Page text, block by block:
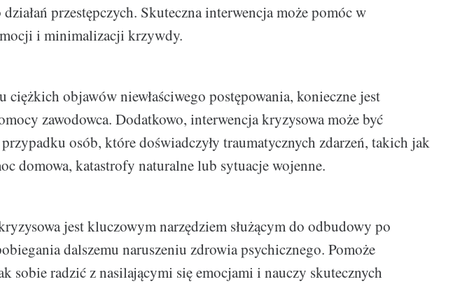
przestępczych. Skuteczna interwencja może pomóc w
i minimalizacji krzywdy.
ciężkich objawów niewłaściwego postępowania, konieczne jest
zawodowca. Dodatkowo, interwencja kryzysowa może być
osób, które doświadczyły traumatycznych zdarzeń, takich jak
domowa, katastrofy naturalne lub sytuacje wojenne.
jest kluczowym narzędziem służącym do odbudowy po
dalszemu naruszeniu zdrowia psychicznego. Pomoże
sobie radzić z nasilającymi się emocjami i nauczy skutecznych